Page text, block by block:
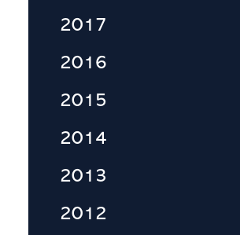
2017
2016
2015
2014
2013
2012